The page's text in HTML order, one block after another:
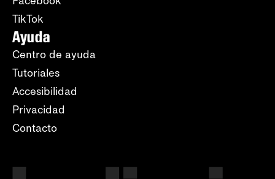
TikTok
Ayuda
Centro de ayuda
Tutoriales
Accesibilidad
Privacidad
Contacto